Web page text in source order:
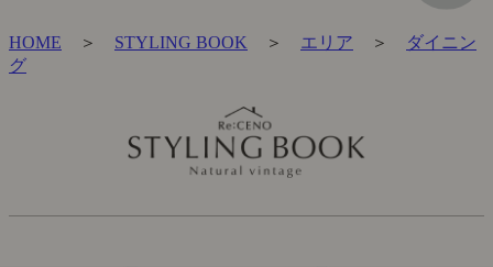
HOME ＞ STYLING BOOK ＞ エリア ＞
ダイニン
グ